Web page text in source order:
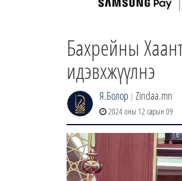
Бахрейны
идэвхжүүлнэ
Я.Болор | Zindaa.mn
2024 оны 12 сарын 09